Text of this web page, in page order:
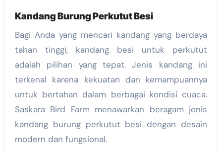
Kandang Burung Perkutut Besi
Bagi Anda yang mencari kandang yang berdaya
tahan tinggi, kandang besi untuk perkutut
adalah pilihan yang tepat. Jenis kandang ini
terkenal karena kekuatan dan kemampuannya
untuk bertahan dalam berbagai kondisi cuaca.
Saskara Bird Farm menawarkan beragam jenis
kandang burung perkutut besi dengan desain
modern dan fungsional.